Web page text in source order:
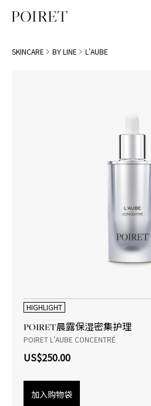
SKINCARE BY LINE L'AUBE
HIGHLIGHT
POIRET晨露保湿密集护理
POIRET L'AUBE CONCENTRÉ
US$250.00
加入购物袋